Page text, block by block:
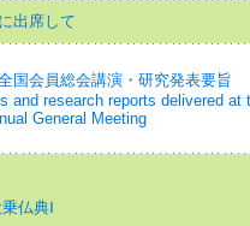
出席して
会員総会講演・研究発表要旨
and research reports delivered at
General Meeting
仏典Ⅰ